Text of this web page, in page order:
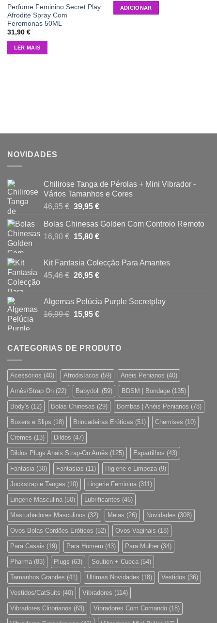
Perfume Feminino Secret Play
Afrodite Spray Com
Feromonas 50ML
31,90 €
LER MAIS
ADICIONAR
NOVIDADES
Chilirose Tanga de Pérolas + Mini Vibrador -
Vários Tamanhos e Cores
46,95€ O
original
era:
39,95 €O
atual
é:
Bolas Chinesas Golden Com Controlo Remoto
16,90€ O
era:
16,90 €.
15,80 €O
é:
15,80 €.
Kit Fantasia Colecção Para Amantes
45,46€ O
era:
45,46 €.
26,95 €O
é:
26,95 €.
Algemas Pelúcia Purple Secretplay
16,99€ O
era:
15,95 €O
é:
CATEGORIAS DE PRODUTO
Acessórios (40) Afrodisíacos (59) Anéis Penianos (40)
Arnês/Strap On (22) Babydoll (59) BDSM | Bondage (135)
Body's (12) Bolas Chinesas (29) Bombas | Anéis Penianos (78)
Boxers e Slips (18) Brincadeiras Eróticas (51) Chemises (10)
Cremes (13) Dildos (47)
Dildos Plugs Anais Strap-On Arnês (125) Espartilhos (43)
Fantasia (30) Fantasias (11) Higiene e Limpeza (9)
Jockstrap e Tangas (10) Lingerie Feminina (311)
Lingerie Masculina (50) Lubrificantes (46)
Masturbadores Masculinos (32) Meias (26) Novidades (308)
Ovos Bolas Cordões Eróticos (52) Ovos Vaginais (18)
Para Casais (19) Para Homem (43) Para Mulher (34)
Pharma (83) Plugs (63) Soutien + Cueca (54)
Tamanhos Grandes (41) Ultimas Novidades (18) Vestidos (36)
Vestidos/CatSuits (40) Vibradores (114)
Vibradores Clitorianos (63) Vibradores Com Comando (18)